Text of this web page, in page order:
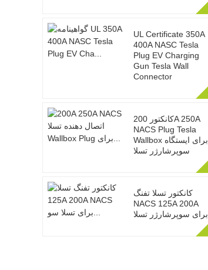
UL Certificate 350A
400A NASC Tesla
Plug EV Charging
Gun Tesla Wall
Connector
کانکتور 200A 250A
NACS Plug Tesla
Wallbox برای ایستگاه
سوپرشارژر تسلا
کانکتور تسلا تفنگ
NACS 125A 200A
برای سوپرشارژر تسلا